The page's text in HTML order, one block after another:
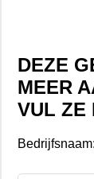
DEZE
MEER
VUL ZE
Bedrijfsnaam: